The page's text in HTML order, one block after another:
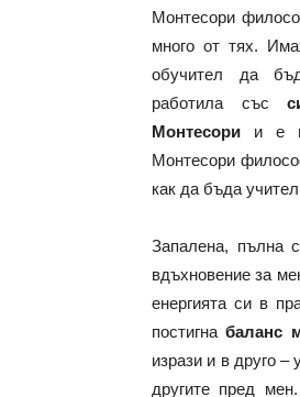
Монтесори
много от тях.
обучител да
работила със
Монтесори и е
Монтесори
как да бъда
Запалена, пълна
вдъхновение за
енергията си в
постигнабаланс
изрази и в друго
другите пред